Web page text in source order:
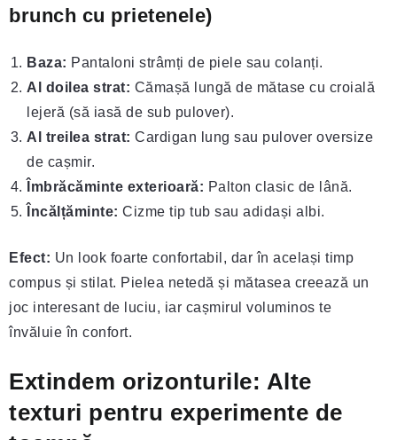
brunch cu prietenele)
Baza: Pantaloni strâmți de piele sau colanți.
Al doilea strat: Cămașă lungă de mătase cu croială
lejeră (să iasă de sub pulover).
Al treilea strat: Cardigan lung sau pulover oversize
de cașmir.
Îmbrăcăminte exterioară: Palton clasic de lână.
Încălțăminte: Cizme tip tub sau adidași albi.
Efect: Un look foarte confortabil, dar în același timp
compus și stilat. Pielea netedă și mătasea creează un
joc interesant de luciu, iar cașmirul voluminos te
învăluie în confort.
Extindem orizonturile: Alte
texturi pentru experimente de